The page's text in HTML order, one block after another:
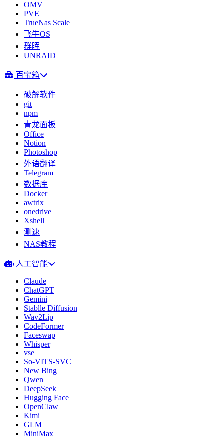
OMV
PVE
TrueNas Scale
飞牛OS
群晖
UNRAID
百宝箱
破解软件
git
npm
青龙面板
Office
Notion
Photoshop
外语翻译
Telegram
数据库
Docker
awtrix
onedrive
Xshell
测速
NAS教程
人工智能
Claude
ChatGPT
Gemini
Stablle Diffusion
Wav2Lip
CodeFormer
Faceswap
Whisper
vse
So-VITS-SVC
New Bing
Qwen
DeepSeek
Hugging Face
OpenClaw
Kimi
GLM
MiniMax